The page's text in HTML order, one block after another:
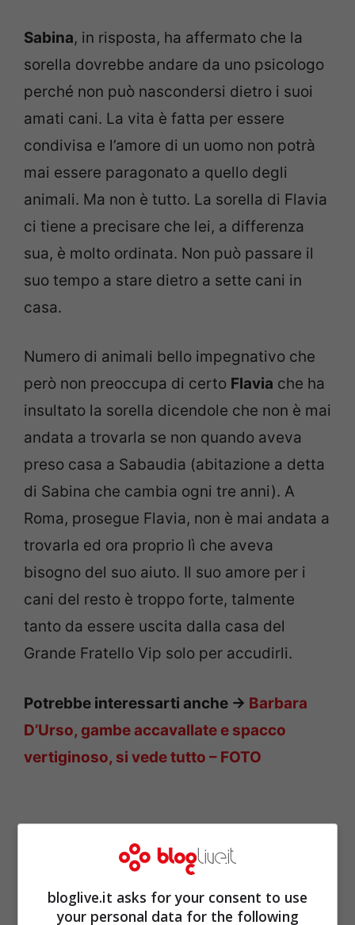
Sabina, in risposta, ha affermato che la
sorella dovrebbe andare da uno psicologo
perché non può nascondersi dietro i suoi
amati cani. La vita è fatta per essere
condivisa e l’amore di un uomo non potrà
mai essere paragonato a quello degli
animali. Ma non è tutto. La sorella di Flavia
ci tiene a precisare che lei, a differenza
sua, è molto ordinata. Non può passare il
suo tempo a stare dietro a sette cani in
casa.
Numero di animali bello impegnativo che
però non preoccupa di certo Flavia che ha
insultato la sorella dicendole che non è mai
andata a trovarla se non quando aveva
preso casa a Sabaudia (abitazione a detta
di Sabina che cambia ogni tre anni). A
Roma, prosegue Flavia, non è mai andata a
trovarla ed ora proprio lì che aveva
bisogno del suo aiuto. Il suo amore per i
cani del resto è troppo forte, talmente
tanto da essere uscita dalla casa del
Grande Fratello Vip solo per accudirli.
Potrebbe interessarti anche -> Barbara
D’Urso, gambe accavallate e spacco
vertiginoso, si vede tutto – FOTO
bloglive.it asks for your consent to use
your personal data for the following